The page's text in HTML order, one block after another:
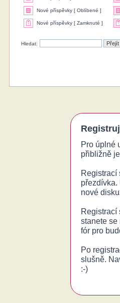
Pro úplné
přibližně
Registrací
nové
Registrací
stanete
fór pro
Po
slušně.
:-)
Nové příspěvky [ Oblíbené ]
Nové příspěvky [ Zamknuté ]
Hledat: